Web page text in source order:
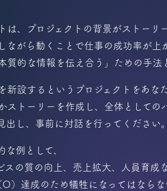
は、プロジェクトの背景がストー
ながら動くことで仕事の成功率が上
質的な情報を伝え合う」ための手法
新設するというプロジェクトをあな
ストーリーを作成し、全体として
出し、事前に対話を行ってください。
な例として、
スの質の向上、売上拡大、人員育成
）達成のため犠牲になってはなら